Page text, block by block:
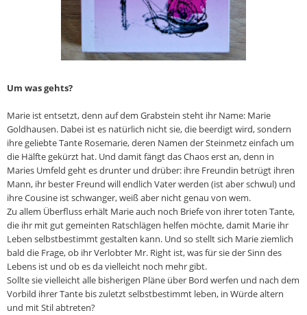
Um was gehts?
Marie ist entsetzt, denn auf dem Grabstein steht ihr Name: Marie
Goldhausen. Dabei ist es natürlich nicht sie, die beerdigt wird, sondern
ihre geliebte Tante Rosemarie, deren Namen der Steinmetz einfach um
die Hälfte gekürzt hat. Und damit fängt das Chaos erst an, denn in
Maries Umfeld geht es drunter und drüber: ihre Freundin betrügt ihren
Mann, ihr bester Freund will endlich Vater werden (ist aber schwul) und
ihre Cousine ist schwanger, weiß aber nicht genau von wem.
Zu allem Überfluss erhält Marie auch noch Briefe von ihrer toten Tante,
die ihr mit gut gemeinten Ratschlägen helfen möchte, damit Marie ihr
Leben selbstbestimmt gestalten kann. Und so stellt sich Marie ziemlich
bald die Frage, ob ihr Verlobter Mr. Right ist, was für sie der Sinn des
Lebens ist und ob es da vielleicht noch mehr gibt.
Sollte sie vielleicht alle bisherigen Pläne über Bord werfen und nach dem
Vorbild ihrer Tante bis zuletzt selbstbestimmt leben, in Würde altern
und mit Stil abtreten?